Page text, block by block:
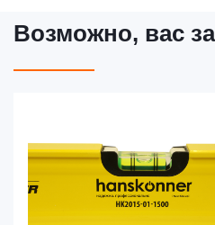
Возможно, вас